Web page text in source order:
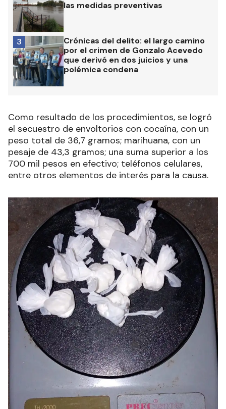
las medidas preventivas
Crónicas del delito: el largo camino
por el crimen de Gonzalo Acevedo
que derivó en dos juicios y una
polémica condena
3
Como resultado de los procedimientos, se logró
el secuestro de envoltorios con cocaína, con un
peso total de 36,7 gramos; marihuana, con un
pesaje de 43,3 gramos; una suma superior a los
700 mil pesos en efectivo; teléfonos celulares,
entre otros elementos de interés para la causa.